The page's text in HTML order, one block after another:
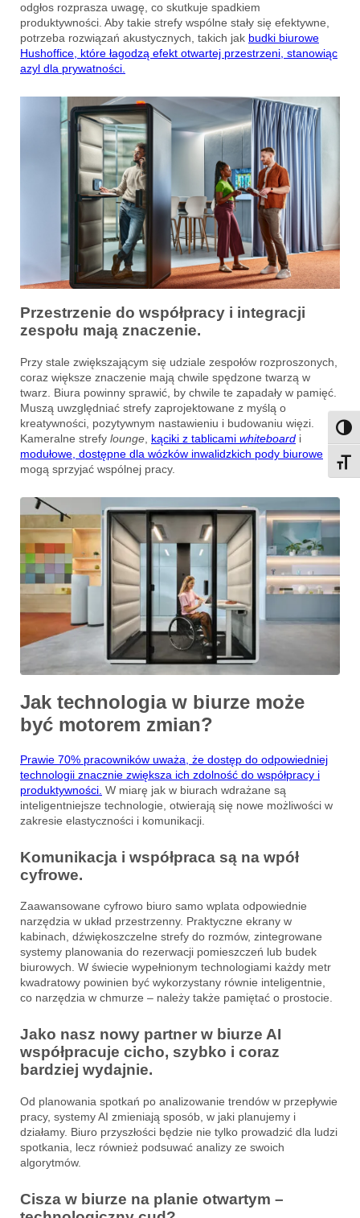
odgłos rozprasza uwagę, co skutkuje spadkiem
produktywności. Aby takie strefy wspólne stały się efektywne,
potrzeba rozwiązań akustycznych, takich jak budki biurowe
Hushoffice, które łagodzą efekt otwartej przestrzeni, stanowiąc
azyl dla prywatności.
Przestrzenie do współpracy i integracji
zespołu mają znaczenie.
Przy stale zwiększającym się udziale zespołów rozproszonych,
coraz większe znaczenie mają chwile spędzone twarzą w
twarz. Biura powinny sprawić, by chwile te zapadały w pamięć.
Muszą uwzględniać strefy zaprojektowane z myślą o
kreatywności, pozytywnym nastawieniu i budowaniu więzi.
Kameralne strefy lounge kąciki z tablicami whiteboard i
modułowe, dostępne dla wózków inwalidzkich pody biurowe
mogą sprzyjać wspólnej pracy.
Jak technologia w biurze może
być motorem zmian?
Prawie 70% pracowników uważa, że dostęp do odpowiedniej
technologii znacznie zwiększa ich zdolność do współpracy i
produktywności. W miarę jak w biurach wdrażane są
inteligentniejsze technologie, otwierają się nowe możliwości w
zakresie elastyczności i komunikacji.
Komunikacja i współpraca są na wpół
cyfrowe.
Zaawansowane cyfrowo biuro samo wplata odpowiednie
narzędzia w układ przestrzenny. Praktyczne ekrany w
kabinach, dźwiękoszczelne strefy do rozmów, zintegrowane
systemy planowania do rezerwacji pomieszczeń lub budek
biurowych. W świecie wypełnionym technologiami każdy metr
kwadratowy powinien być wykorzystany równie inteligentnie,
co narzędzia w chmurze – należy także pamiętać o prostocie.
Jako nasz nowy partner w biurze AI
współpracuje cicho, szybko i coraz
bardziej wydajnie.
Od planowania spotkań po analizowanie trendów w przepływie
pracy, systemy AI zmieniają sposób, w jaki planujemy i
działamy. Biuro przyszłości będzie nie tylko prowadzić dla ludzi
spotkania, lecz również podsuwać analizy ze swoich
algorytmów.
Cisza w biurze na planie otwartym –